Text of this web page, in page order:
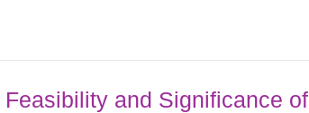
and Significance of